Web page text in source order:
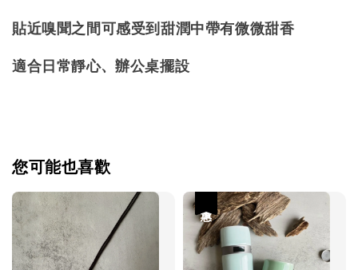
貼近嗅聞之間可感受到甜潤中帶有微微甜香
適合日常靜心、辦公桌擺設
您可能也喜歡